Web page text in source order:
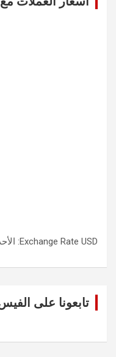
Exchange Rate USD : الأحد, 9
تابعونا على